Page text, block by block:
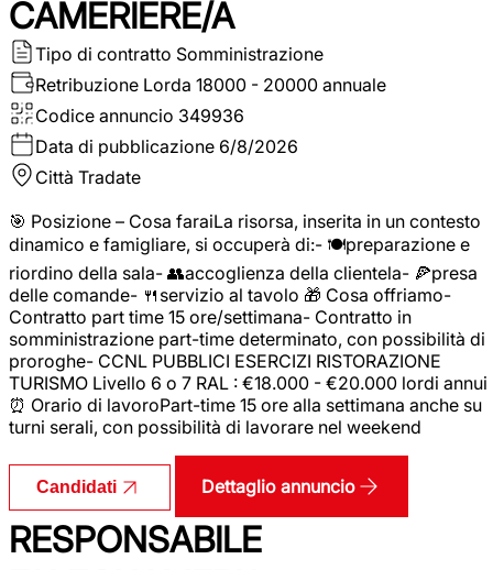
CAMERIERE/A
Tipo di contratto Somministrazione
Retribuzione Lorda 18000 - 20000 annuale
Codice annuncio 349936
Data di pubblicazione 6/8/2026
Città Tradate
🎯 Posizione – Cosa faraiLa risorsa, inserita in un contesto
dinamico e famigliare, si occuperà di:- 🍽️preparazione e
riordino della sala- 👥accoglienza della clientela- 🍕presa
delle comande- 🍴servizio al tavolo 🎁 Cosa offriamo-
Contratto part time 15 ore/settimana- Contratto in
somministrazione part-time determinato, con possibilità di
proroghe- CCNL PUBBLICI ESERCIZI RISTORAZIONE
TURISMO Livello 6 o 7 RAL : €18.000 - €20.000 lordi annui
⏰ Orario di lavoroPart-time 15 ore alla settimana anche su
turni serali, con possibilità di lavorare nel weekend
Candidati Dettaglio annuncio
RESPONSABILE